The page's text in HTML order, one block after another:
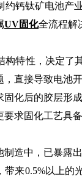
约钙钛矿电池产
UV固化全流程解
性，决定了其
直接导致电池
化后的胶层形
求固化工艺具
中，已暴露出
来0.5%以上